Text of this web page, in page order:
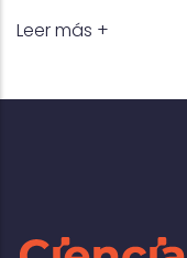
Leer más +